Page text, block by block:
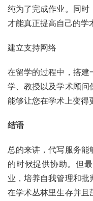
纯为了完成作业。同时
才能真正提高自己的学
建立支持网络
在留学的过程中，搭建
学、教授以及学术顾问
能够让您在学术上变得
结语
总的来讲，代写服务
的时候提供协助。但
业，培养自我管理和
在学术丛林里生存并且